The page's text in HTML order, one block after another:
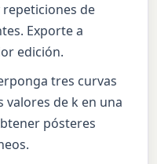
de
Exporte a
edición.
tres curvas
valores de k en una
pósteres